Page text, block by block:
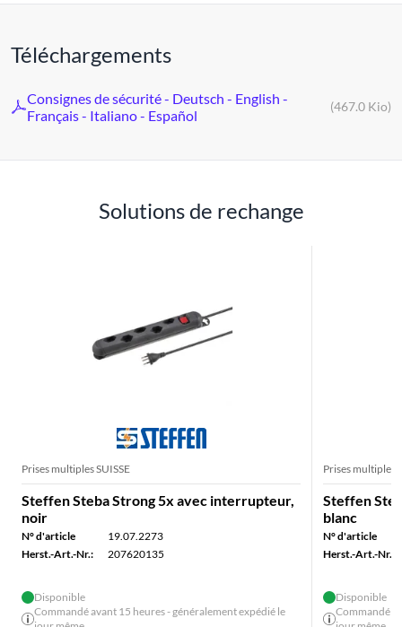
Téléchargements
Consignes de sécurité - Deutsch - English -
Français - Italiano - Español
(467.0 Kio)
Solutions de rechange
Prises multiples SUISSE
Steffen Steba Strong 5x avec interrupteur,
noir
N° d'article
19.07.2273
Herst.-Art.-Nr.:
207620135
Disponible
Commandé avant 15 heures - généralement expédié le
Prises multiples
Steffen
blanc
N° d'article
Herst.-Art.-Nr.:
Disponible
Commandé